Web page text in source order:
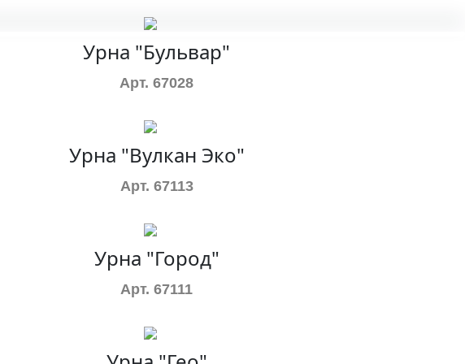
Урна "Бульвар"
Арт. 67028
Урна "Вулкан Эко"
Арт. 67113
Урна "Город"
Арт. 67111